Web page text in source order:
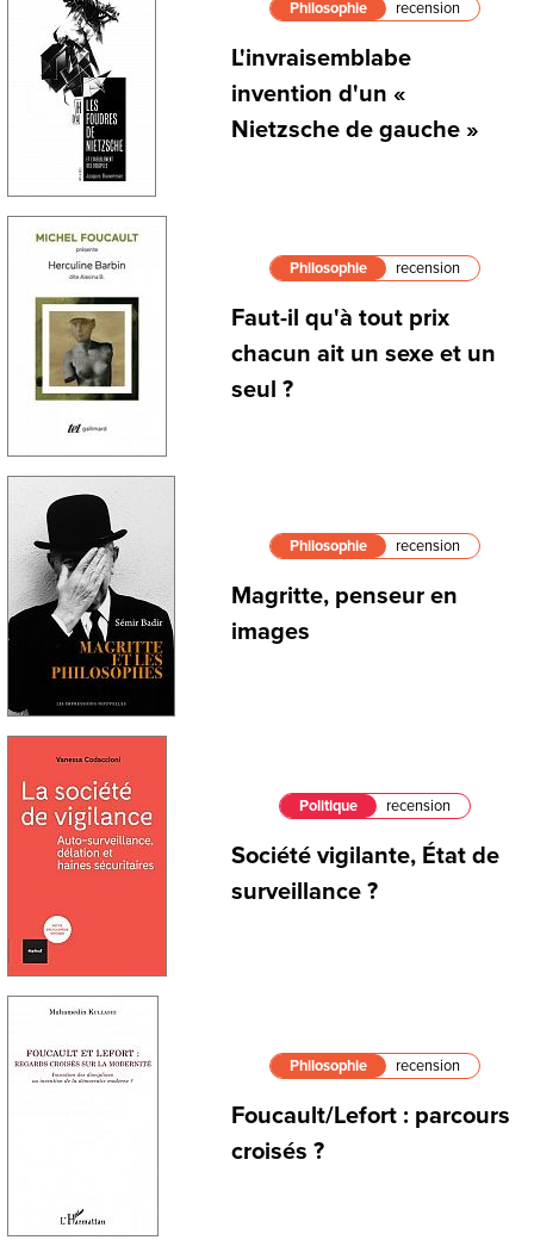
Philosophie recension
L'invraisemblabe
invention d'un «
Nietzsche de gauche »
Philosophie recension
Faut-il qu'à tout prix
chacun ait un sexe et un
seul ?
Philosophie recension
Magritte, penseur en
images
Politique recension
Société vigilante, État de
surveillance ?
Philosophie recension
Foucault/Lefort : parcours
croisés ?